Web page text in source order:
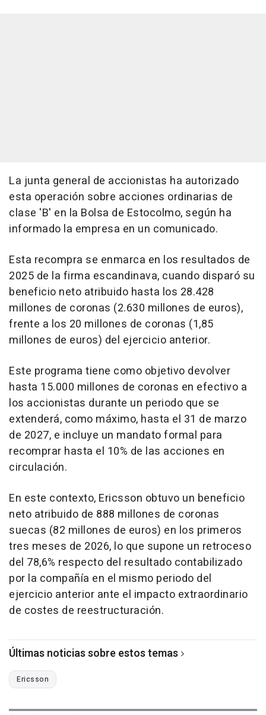
La junta general de accionistas ha autorizado
esta operación sobre acciones ordinarias de
clase 'B' en la Bolsa de Estocolmo, según ha
informado la empresa en un comunicado.
Esta recompra se enmarca en los resultados de
2025 de la firma escandinava, cuando disparó su
beneficio neto atribuido hasta los 28.428
millones de coronas (2.630 millones de euros),
frente a los 20 millones de coronas (1,85
millones de euros) del ejercicio anterior.
Este programa tiene como objetivo devolver
hasta 15.000 millones de coronas en efectivo a
los accionistas durante un periodo que se
extenderá, como máximo, hasta el 31 de marzo
de 2027, e incluye un mandato formal para
recomprar hasta el 10% de las acciones en
circulación.
En este contexto, Ericsson obtuvo un beneficio
neto atribuido de 888 millones de coronas
suecas (82 millones de euros) en los primeros
tres meses de 2026, lo que supone un retroceso
del 78,6% respecto del resultado contabilizado
por la compañía en el mismo periodo del
ejercicio anterior ante el impacto extraordinario
de costes de reestructuración.
Últimas noticias sobre estos temas
Ericsson